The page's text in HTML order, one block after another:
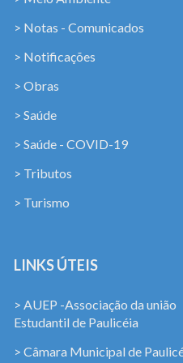
> Notas - Comunicados
> Notificações
> Obras
> Saúde
> Saúde - COVID-19
> Tributos
> Turismo
LINKS ÚTEIS
> AUEP -Associação da união
Estudantil de Paulicéia
> Câmara Municipal de